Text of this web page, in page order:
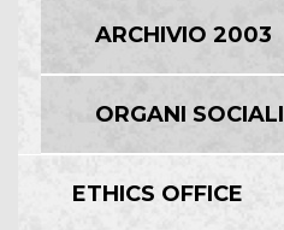
ARCHIVIO 2003
ORGANI SOCIALI
ETHICS OFFICE